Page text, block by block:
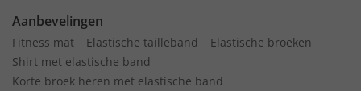
Aanbevelingen
Fitness mat Elastische tailleband
Elastische broeken
Shirt met elastische band
Korte broek heren met elastische band